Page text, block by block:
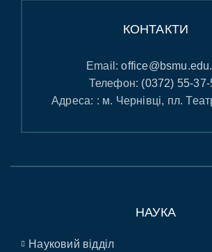
КОНТАКТИ
Email:
Телефон: (0372) 55-37-
Адреса: : м. Чернівці, пл.
НАУКА
Науковий відділ